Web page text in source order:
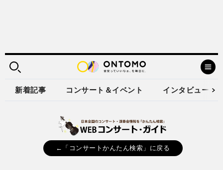
新着記事 コンサート＆イベント インタビュー
←「コンサートかんたん検索」に戻る